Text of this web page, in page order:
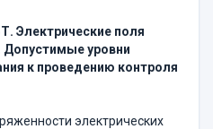
Электрические поля
уровни
к проведению контроля
электрических